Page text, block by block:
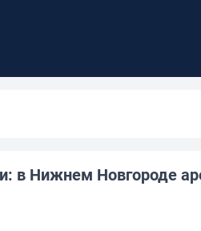
в Нижнем Новгороде